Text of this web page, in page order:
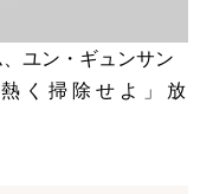
ユン・ギュンサン
く 掃 除 せ よ 」 放